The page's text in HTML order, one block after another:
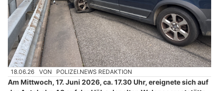
18.06.26 VON POLIZEI.NEWS REDAKTION
Am Mittwoch, 17. Juni 2026, ca. 17.30 Uhr, ereignete sich auf